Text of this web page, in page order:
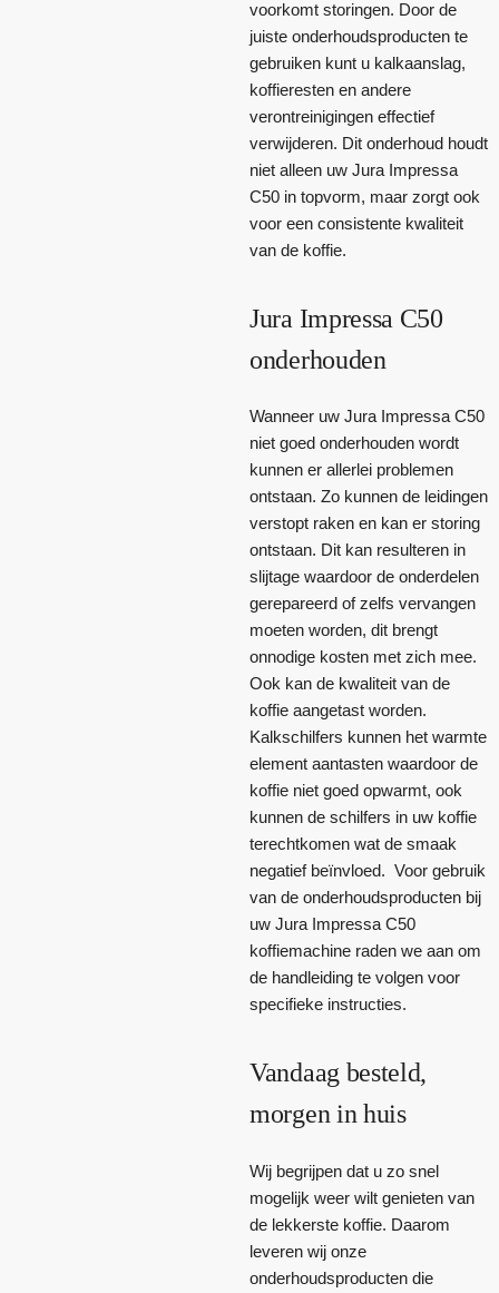
voorkomt storingen. Door de
juiste onderhoudsproducten te
gebruiken kunt u kalkaanslag,
koffieresten en andere
verontreinigingen effectief
verwijderen. Dit onderhoud houdt
niet alleen uw Jura Impressa
C50 in topvorm, maar zorgt ook
voor een consistente kwaliteit
van de koffie.
Jura Impressa C50
onderhouden
Wanneer uw Jura Impressa C50
niet goed onderhouden wordt
kunnen er allerlei problemen
ontstaan. Zo kunnen de leidingen
verstopt raken en kan er storing
ontstaan. Dit kan resulteren in
slijtage waardoor de onderdelen
gerepareerd of zelfs vervangen
moeten worden, dit brengt
onnodige kosten met zich mee.
Ook kan de kwaliteit van de
koffie aangetast worden.
Kalkschilfers kunnen het warmte
element aantasten waardoor de
koffie niet goed opwarmt, ook
kunnen de schilfers in uw koffie
terechtkomen wat de smaak
negatief beïnvloed. Voor gebruik
van de onderhoudsproducten bij
uw Jura Impressa C50
koffiemachine raden we aan om
de handleiding te volgen voor
specifieke instructies.
Vandaag besteld,
morgen in huis
Wij begrijpen dat u zo snel
mogelijk weer wilt genieten van
de lekkerste koffie. Daarom
leveren wij onze
onderhoudsproducten die